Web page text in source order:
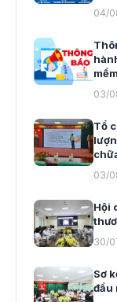
04/
03/
Tổ
03/
Hội
30/
Sơ
đầu